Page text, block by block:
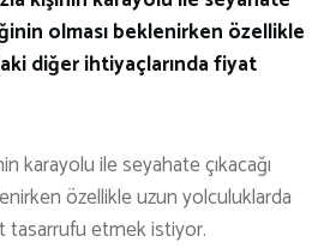
olması beklenirken özellikle
diğer ihtiyaçlarında fiyat
karayolu ile seyahate çıkacağı
özellikle uzun yolculuklarda
tasarrufu etmek istiyor.